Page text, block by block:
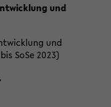
und
und
SoSe 2023)